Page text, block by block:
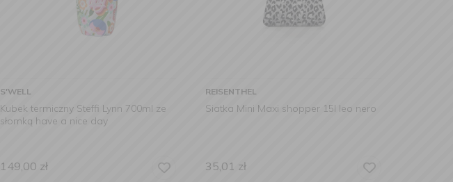
S'WELL
Kubek termiczny Steffi Lynn 700ml ze
słomką have a nice day
149,00 zł
REISENTHEL
Siatka Mini Maxi shopper 15l leo nero
35,01 zł